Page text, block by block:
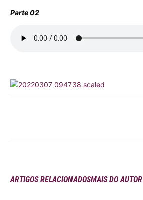
Parte 02
ARTIGOS RELACIONADOSMAIS DO AUTOR